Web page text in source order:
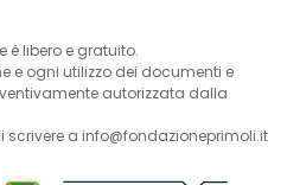
è libero e gratuito.
e ogni utilizzo dei documenti e
autorizzata dalla
scrivere a info@fondazioneprimoli.it